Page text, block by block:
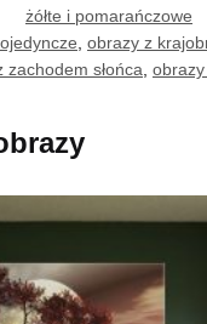
żółte i pomarańczowe
obrazy z
zachodem słońca obrazy